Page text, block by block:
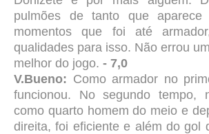
pulmões de tanto que
momentos que foi até
qualidades para isso. Não errou
melhor do jogo. - 7,0
V.Bueno: Como armador no
funcionou. No segundo tempo,
como quarto homem do meio e
direita, foi eficiente e além do gol